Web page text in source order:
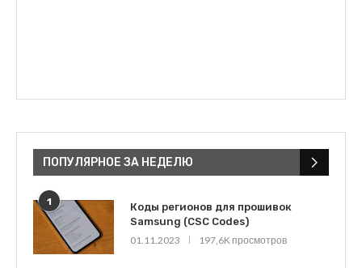
ПОПУЛЯРНОЕ ЗА НЕДЕЛЮ
1
Коды регионов для прошивок
Samsung (CSC Codes)
01.11.2023
197,6K просмотров